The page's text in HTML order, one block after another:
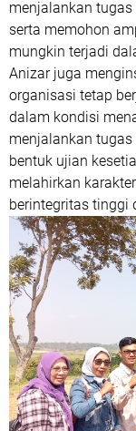
menjalankan
serta memohon
mungkin terjadi
Anizar juga
organisasi tetap
dalam kondisi
menjalankan
bentuk ujian
melahirkan
berintegritas tinggi